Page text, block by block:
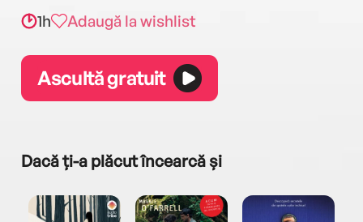
1h Adaugă la wishlist
Ascultă gratuit
Dacă ți-a plăcut încearcă și